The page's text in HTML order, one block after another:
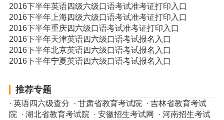
2016下半年英语四级六级口语考试准考证打印入口
2016下半年上海四级六级口语考试准考证打印入口
2016下半年重庆四六级口语考试准考证打印入口
2016下半年天津英语四六级口语考试报名入口
2016下半年北京英语四六级口语考试报名入口
2016下半年宁夏英语四六级口语考试报名入口
推荐专题
· 英语四六级查分 · 甘肃省教育考试院 · 吉林省教育考试
院 · 湖北省教育考试院 · 安徽招生考试网 · 河南招生考试